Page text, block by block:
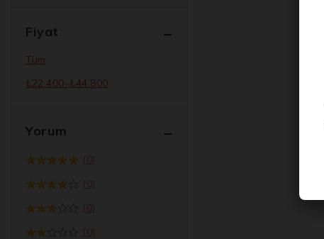
Fiyat
Tüm
₺22.400–₺44.800
Yorum
(0)
(0)
(0)
(0)